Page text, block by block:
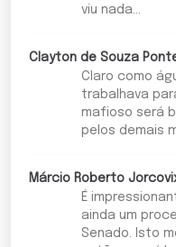
viu nada...
Clayton de Souza
Claro como
trabalhava
mafioso será
pelos demais
Márcio Roberto
É
ainda um
Senado. Isto